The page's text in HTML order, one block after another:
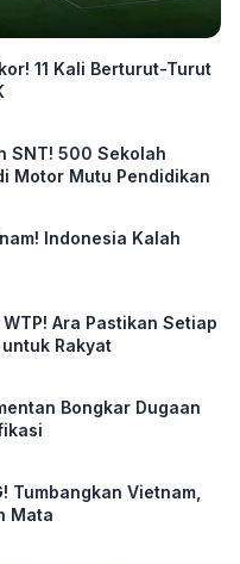
11 Kali Berturut-Turut
SNT! 500 Sekolah
Motor Mutu Pendidikan
Indonesia Kalah
Ara Pastikan Setiap
Rakyat
Bongkar Dugaan
Tumbangkan Vietnam,
Mata